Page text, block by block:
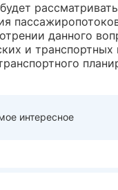
данного
и транспортных
интересное